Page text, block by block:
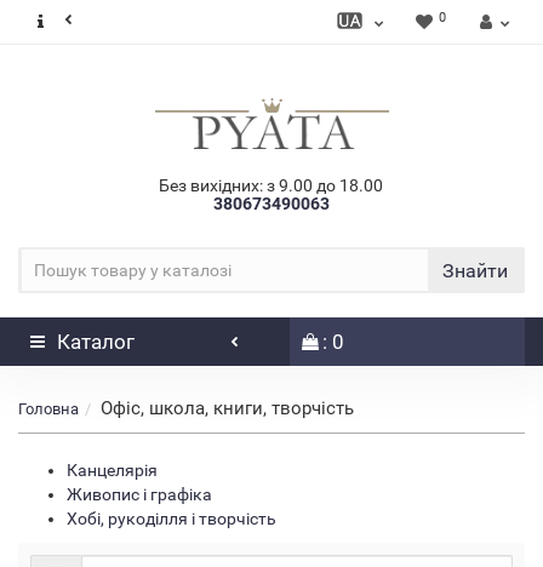
0
Без вихідних: з 9.00 до 18.00
380673490063
Знайти
Каталог : 0
Головна Офіс, школа, книги, творчість
Канцелярія
Живопис і графіка
Хобі, рукоділля і творчість